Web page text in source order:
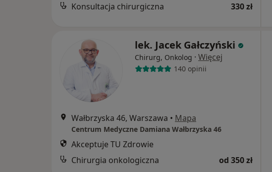
Konsultacja chirurgiczna
330 zł
lek. Jacek Gałczyński
Chirurg, Onkolog · Więcej
140 opinii
Wałbrzyska 46, Warszawa • Mapa
Centrum Medyczne Damiana Wałbrzyska 46
Akceptuje TU Zdrowie
Chirurgia onkologiczna
od 350 zł